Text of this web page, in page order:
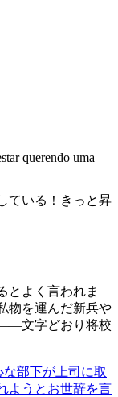
querendo uma
ている！きっと昇
とよく言われま
物を運んだ新兵や
文字どおり将校
な部下が上司に取
ようとお世辞を言